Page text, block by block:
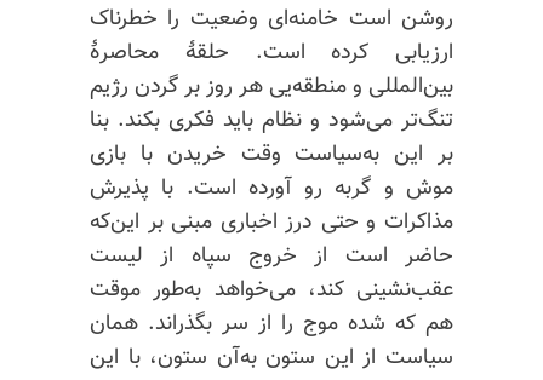
روشن است خامنه‌ای وضعیت را خطرناک
ارزیابی کرده است. حلقهٔ محاصرهٔ
بین‌المللی و منطقه‌یی هر روز بر گردن رژیم
تنگ‌تر می‌شود و نظام باید فکری بکند. بنا
بر این به‌سیاست وقت خریدن با بازی
موش و گربه رو آورده است. با پذیرش
مذاکرات و حتی درز اخباری مبنی بر این‌که
حاضر است از خروج سپاه از لیست
عقب‌نشینی کند، می‌خواهد به‌طور موقت
هم که شده موج را از سر بگذراند. همان
سیاست از این ستون به‌آن ستون، با این